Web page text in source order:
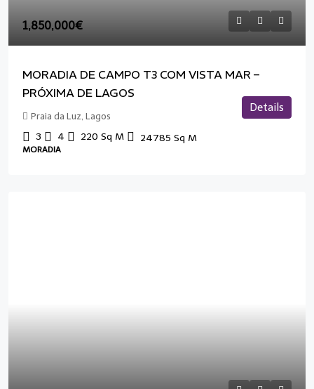
1,850,000€
MORADIA DE CAMPO T3 COM VISTA MAR –
PRÓXIMA DE LAGOS
Praia da Luz, Lagos
3 4 220 Sq M 24785 Sq M
MORADIA
Details